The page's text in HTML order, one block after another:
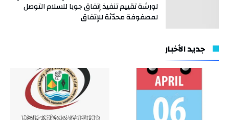
لورشة تقييم تنفيذ إتفاق جوبا للسلام التوصل
لمصفوفة محدّثة للإتفاق
جديد الأخبار